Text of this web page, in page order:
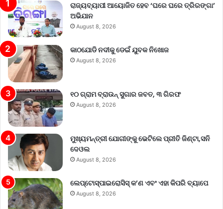
ରାଜ୍ୟବ୍ୟାପୀ ଆୟୋଜିତ ହେବ ‘ଘରେ ଘରେ ତ୍ରିରଙ୍ଗା’
ଅଭିଯାନ
August 8, 2026
କାଠଯୋଡି ନଦୀକୁ ଡେଇଁ ଯୁବକ ନିଖୋଜ
August 8, 2026
୧୦ ଗ୍ରାମ ବ୍ରାଉନ୍ ସୁଗାର ଜବତ, ୩ ଗିରଫ
August 8, 2026
ମୁଖ୍ୟମନ୍ତ୍ରୀ ଯୋଗୀଙ୍କୁ ଭେଟିଲେ ପ୍ରୀତି ଜିଣ୍ଟା,ସନି
ଦେଓଲ
August 8, 2026
ଲେପ୍ଟୋସ୍ପାଇରୋସିସ୍ କ’ଣ ଏବଂ ଏହା କିପରି ବ୍ୟାପେ
August 8, 2026